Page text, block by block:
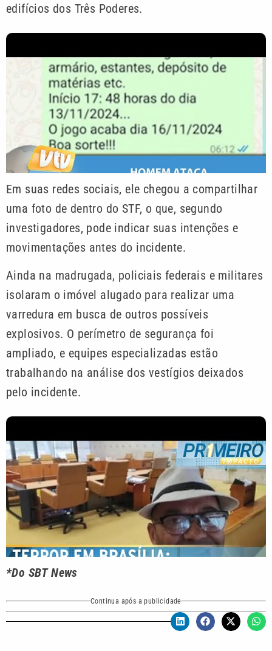
edifícios dos Três Poderes.
Em suas redes sociais, ele chegou a compartilhar
uma foto de dentro do STF, o que, segundo
investigadores, pode indicar suas intenções e
movimentações antes do incidente.
Ainda na madrugada, policiais federais e militares
isolaram o imóvel alugado para realizar uma
varredura em busca de outros possíveis
explosivos. O perímetro de segurança foi
ampliado, e equipes especializadas estão
trabalhando na análise dos vestígios deixados
pelo incidente.
*Do SBT News
Continua após a publicidade